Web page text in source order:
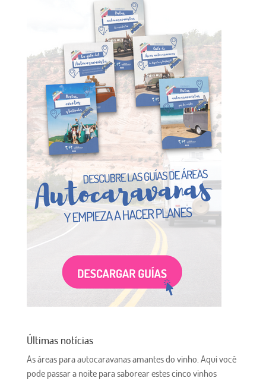
Últimas notícias
As áreas para autocaravanas amantes do vinho. Aqui você
pode passar a noite para saborear estes cinco vinhos